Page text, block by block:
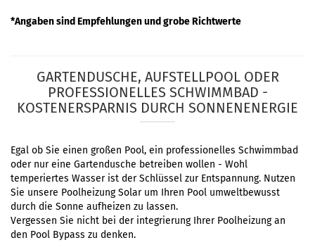
*Angaben sind Empfehlungen und grobe Richtwerte
GARTENDUSCHE, AUFSTELLPOOL ODER
PROFESSIONELLES SCHWIMMBAD -
KOSTENERSPARNIS DURCH SONNENENERGIE
Egal ob Sie einen großen Pool, ein professionelles Schwimmbad
oder nur eine Gartendusche betreiben wollen - Wohl
temperiertes Wasser ist der Schlüssel zur Entspannung. Nutzen
Sie unsere Poolheizung Solar um Ihren Pool umweltbewusst
durch die Sonne aufheizen zu lassen.
Vergessen Sie nicht bei der integrierung Ihrer Poolheizung an
den Pool Bypass zu denken.